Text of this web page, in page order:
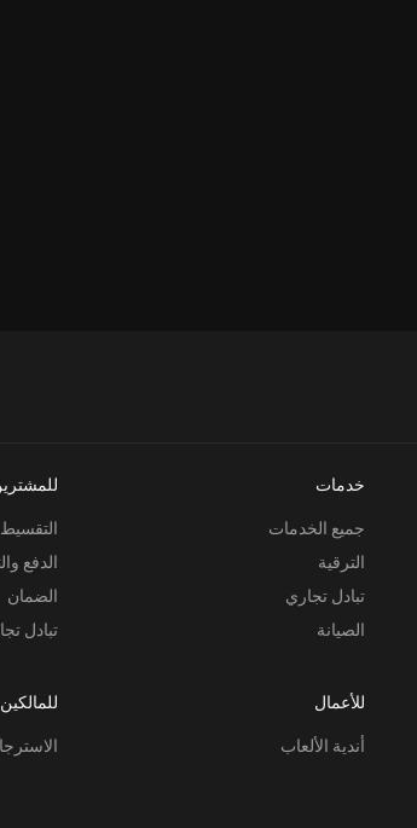
خدمات
جميع الخدمات
الترقية
تبادل تجاري
الصيانة
للأعمال
أندية الألعاب
التقسيط
الدفع
الضمان
تبادل
للمالكين